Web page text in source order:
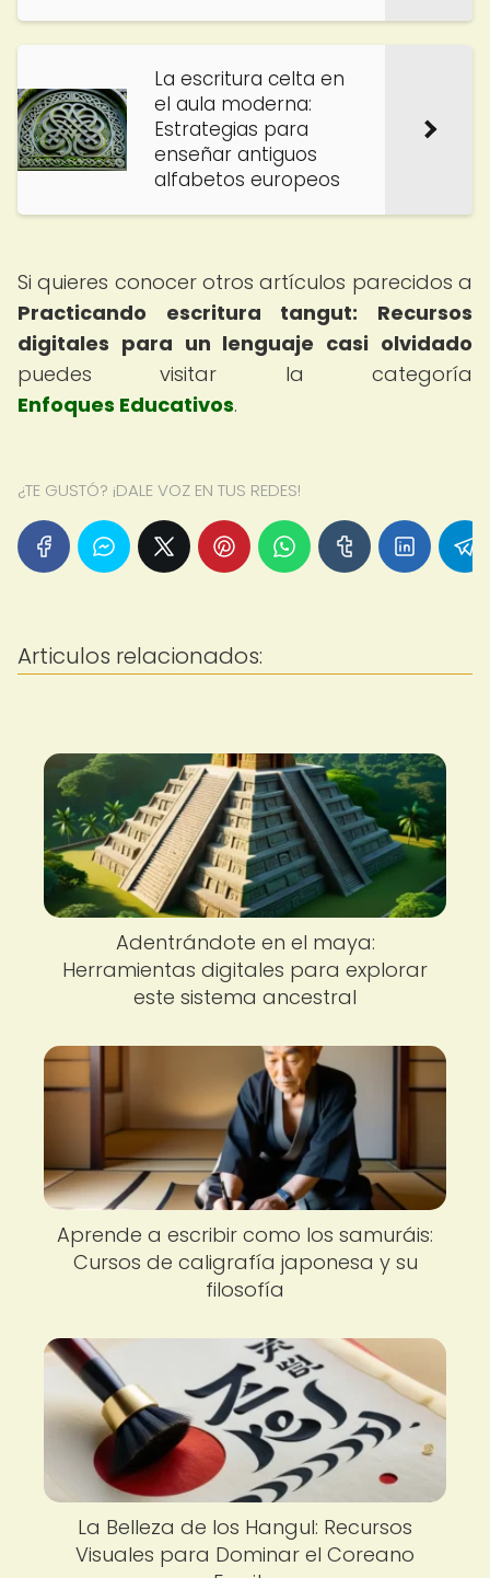
La escritura celta en
el aula moderna:
Estrategias para
enseñar antiguos
alfabetos europeos
Si quieres conocer otros artículos parecidos a
Practicando escritura tangut: Recursos
digitales para un lenguaje casi olvidado
puedes visitar la categoría
Enfoques Educativos.
¿TE GUSTÓ? ¡DALE VOZ EN TUS REDES!
Articulos relacionados:
Adentrándote en el maya:
Herramientas digitales para explorar
este sistema ancestral
Aprende a escribir como los samuráis:
Cursos de caligrafía japonesa y su
filosofía
La Belleza de los Hangul: Recursos
Visuales para Dominar el Coreano